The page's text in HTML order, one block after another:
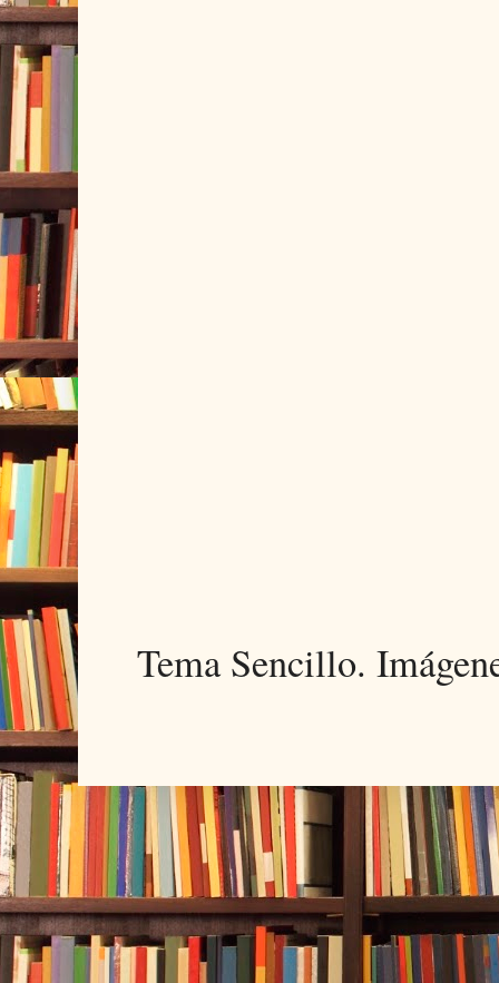
Tema Sencillo.